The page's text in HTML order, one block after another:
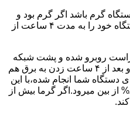
گرم باشد اگر گرم بود و
کمپرسور در حال کارکردن بود دستگاه خود را به مدت ۴ ساعت از
روبرو شده و پشت شبکه
برفک زده.با بیرون کشیدن از برق و بعد از ۴ ساعت زدن به برق هم
شما انجام شده،با این
کار اختلال دیفراست به احتمال ۸۰% از بین میرود.اگر گرما بیش از